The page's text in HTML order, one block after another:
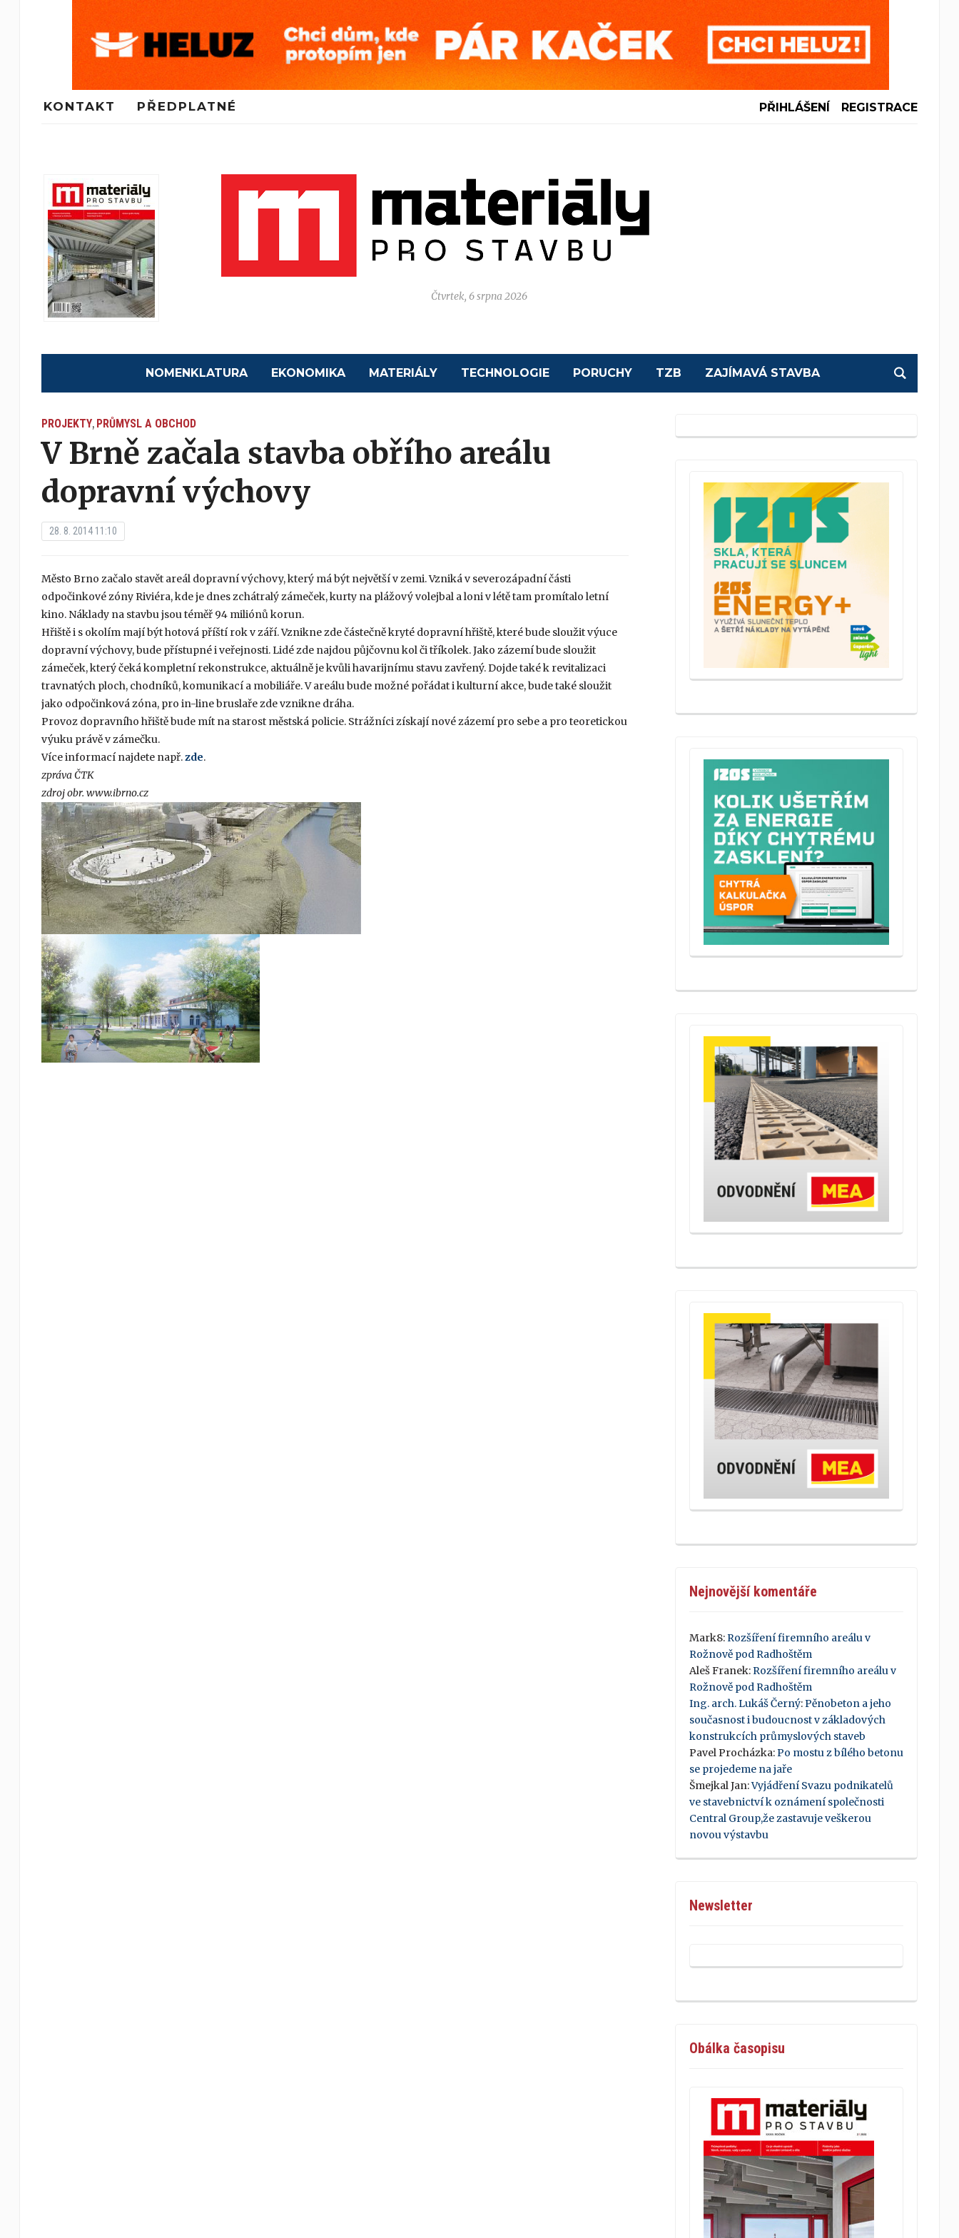
KONTAKT PŘEDPLATNÉ PŘIHLÁŠENÍ REGISTRACE
Čtvrtek, 6 srpna 2026
NOMENKLATURA EKONOMIKA MATERIÁLY TECHNOLOGIE PORUCHY TZB ZAJÍMAVÁ STAVBA
PROJEKTY, PRŮMYSL A OBCHOD
V Brně začala stavba obřího areálu
dopravní výchovy
28. 8. 2014 11:10
Město Brno začalo stavět areál dopravní výchovy, který má být největší v zemi. Vzniká v severozápadní části
odpočinkové zóny Riviéra, kde je dnes zchátralý zámeček, kurty na plážový volejbal a loni v létě tam promítalo letní
kino. Náklady na stavbu jsou téměř 94 miliónů korun.
Hřiště i s okolím mají být hotová příští rok v září. Vznikne zde částečně kryté dopravní hřiště, které bude sloužit výuce
dopravní výchovy, bude přístupné i veřejnosti. Lidé zde najdou půjčovnu kol či tříkolek. Jako zázemí bude sloužit
zámeček, který čeká kompletní rekonstrukce, aktuálně je kvůli havarijnímu stavu zavřený. Dojde také k revitalizaci
travnatých ploch, chodníků, komunikací a mobiliáře. V areálu bude možné pořádat i kulturní akce, bude také sloužit
jako odpočinková zóna, pro in-line bruslaře zde vznikne dráha.
Provoz dopravního hřiště bude mít na starost městská policie. Strážníci získají nové zázemí pro sebe a pro teoretickou
výuku právě v zámečku.
Více informací najdete např.zde.
zpráva ČTK
zdroj obr. www.ibrno.cz
Nejnovější komentáře
Mark8:Rozšíření firemního areálu v
Rožnově pod Radhoštěm
Aleš Franek:Rozšíření firemního areálu v
Rožnově pod Radhoštěm
Ing. arch. Lukáš Černý:Pěnobeton a jeho
současnost i budoucnost v základových
konstrukcích průmyslových staveb
Pavel Procházka:Po mostu z bílého betonu
se projedeme na jaře
Šmejkal Jan:Vyjádření Svazu podnikatelů
ve stavebnictví k oznámení společnosti
Central Group,že zastavuje veškerou
novou výstavbu
Newsletter
Obálka časopisu